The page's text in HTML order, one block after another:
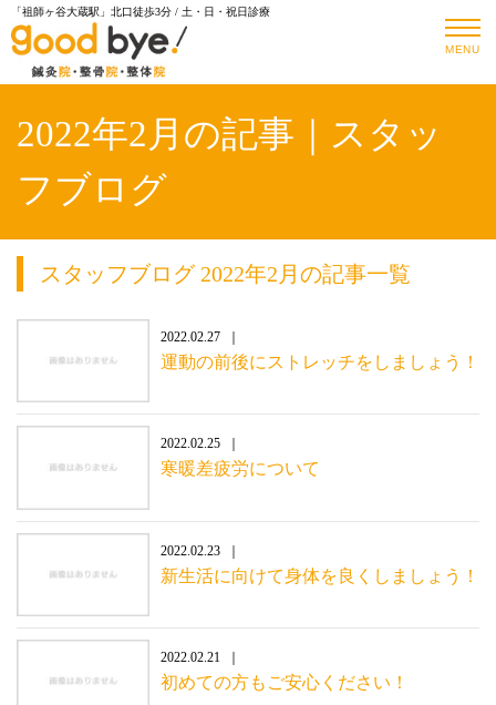
「祖師ヶ谷大蔵駅」北口徒歩3分 / 土・日・祝日診療
MENU
2022年2月の記事｜スタッ
フブログ
スタッフブログ 2022年2月の記事一覧
2022.02.27
運動の前後にストレッチをしましょう！
2022.02.25
寒暖差疲労について
2022.02.23
新生活に向けて身体を良くしましょう！
2022.02.21
初めての方もご安心ください！